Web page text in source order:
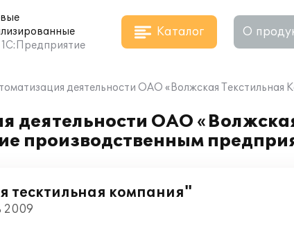
1С:Предприятие
Каталог О
деятельности ОАО «Волжская
деятельности ОАО
производственным
тесктильная компания"
2009